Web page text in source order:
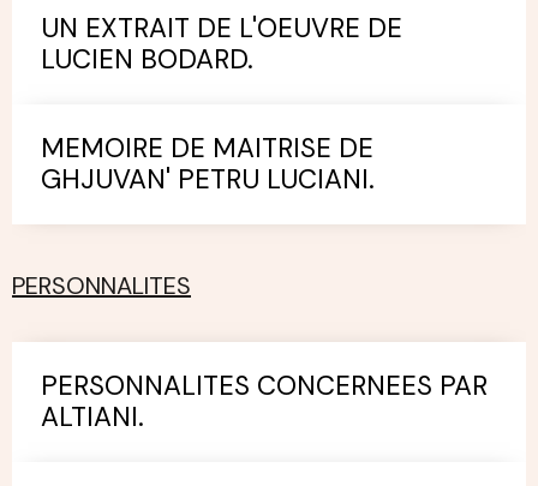
UN EXTRAIT DE L'OEUVRE DE
LUCIEN BODARD.
MEMOIRE DE MAITRISE DE
GHJUVAN' PETRU LUCIANI.
PERSONNALITES
PERSONNALITES CONCERNEES PAR
ALTIANI.